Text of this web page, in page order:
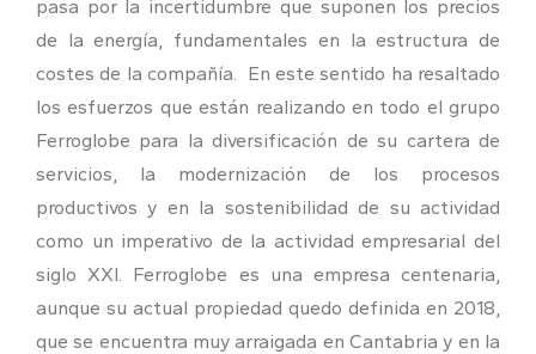
pasa por la incertidumbre que suponen los precios
de la energía, fundamentales en la estructura de
costes de la compañía. En este sentido ha resaltado
los esfuerzos que están realizando en todo el grupo
Ferroglobe para la diversificación de su cartera de
servicios, la modernización de los procesos
productivos y en la sostenibilidad de su actividad
como un imperativo de la actividad empresarial del
siglo XXI. Ferroglobe es una empresa centenaria,
aunque su actual propiedad quedo definida en 2018,
que se encuentra muy arraigada en Cantabria y en la